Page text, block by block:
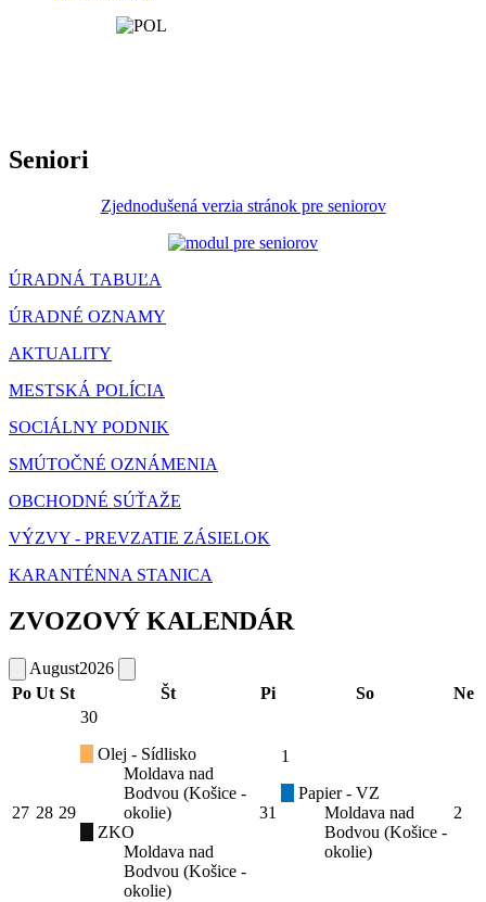
Seniori
Zjednodušená verzia stránok pre seniorov
ÚRADNÁ TABUĽA
ÚRADNÉ OZNAMY
AKTUALITY
MESTSKÁ POLÍCIA
SOCIÁLNY PODNIK
SMÚTOČNÉ OZNÁMENIA
OBCHODNÉ SÚŤAŽE
VÝZVY - PREVZATIE ZÁSIELOK
KARANTÉNNA STANICA
ZVOZOVÝ KALENDÁR
August2026
Po Ut St Št Pi So Ne
27 28 29
30
Olej - Sídlisko
Moldava nad
Bodvou (Košice -
okolie)
ZKO
Moldava nad
Bodvou (Košice -
okolie)
31
1
Papier - VZ
Moldava nad
Bodvou (Košice -
okolie)
2